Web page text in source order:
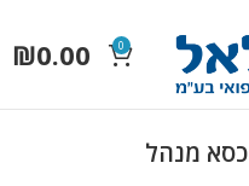
0
₪0.00
כסא מנהל